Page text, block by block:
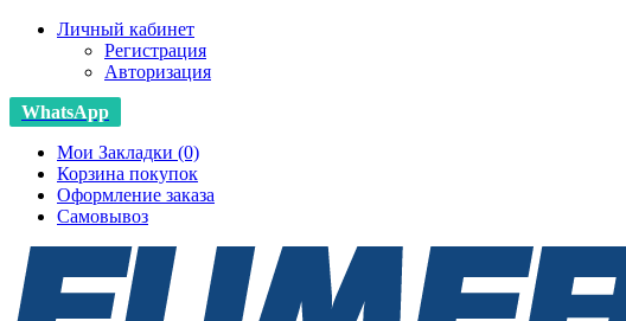
Личный кабинет
Регистрация
Авторизация
WhatsApp
Мои Закладки (0)
Корзина покупок
Оформление заказа
Самовывоз